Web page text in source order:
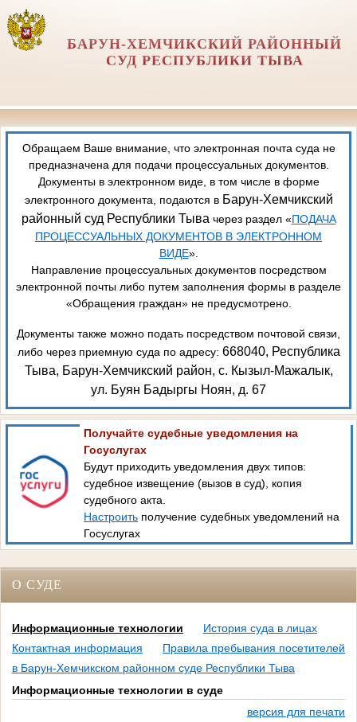
БАРУН-ХЕМЧИКСКИЙ РАЙОННЫЙ
СУД РЕСПУБЛИКИ ТЫВА
Обращаем Ваше внимание, что электронная почта суда не
предназначена для подачи процессуальных документов.
Документы в электронном виде, в том числе в форме
электронного документа, подаются в Барун-Хемчикский
районный суд Республики Тывачерез раздел «ПОДАЧА
ПРОЦЕССУАЛЬНЫХ ДОКУМЕНТОВ В ЭЛЕКТРОННОМ
ВИДЕ».
Направление процессуальных документов посредством
электронной почты либо путем заполнения формы в разделе
«Обращения граждан» не предусмотрено.
Документы также можно подать посредством почтовой связи,
либо через приемную суда по адресу: 668040, Республика
Тыва, Барун-Хемчикский район, с. Кызыл-Мажалык,
ул. Буян Бадыргы Ноян, д. 67
Получайте судебные уведомления на
Госуслугах
Будут приходить уведомления двух типов:
судебное извещение (вызов в суд), копия
судебного акта.
Настроить получение судебных уведомлений на
Госуслугах
О СУДЕ
Информационные технологии
История суда в лицах
Контактная информация
Правила пребывания посетителей
в Барун-Хемчикском районном суде Республики Тыва
Информационные технологии в суде
версия для печати